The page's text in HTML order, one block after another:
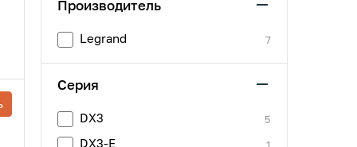
Производитель
Legrand 7
Серия
DX3 5
DX3-E